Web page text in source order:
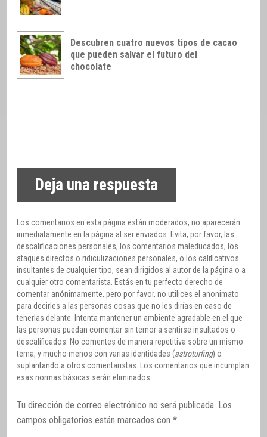
Descubren cuatro nuevos tipos de cacao
que pueden salvar el futuro del
chocolate
Deja una respuesta
Los comentarios en esta página están moderados, no aparecerán
inmediatamente en la página al ser enviados. Evita, por favor, las
descalificaciones personales, los comentarios maleducados, los
ataques directos o ridiculizaciones personales, o los calificativos
insultantes de cualquier tipo, sean dirigidos al autor de la página o a
cualquier otro comentarista. Estás en tu perfecto derecho de
comentar anónimamente, pero por favor, no utilices el anonimato
para decirles a las personas cosas que no les dirías en caso de
tenerlas delante. Intenta mantener un ambiente agradable en el que
las personas puedan comentar sin temor a sentirse insultados o
descalificados. No comentes de manera repetitiva sobre un mismo
tema, y mucho menos con varias identidades (astroturfing) o
suplantando a otros comentaristas. Los comentarios que incumplan
esas normas básicas serán eliminados.
Tu dirección de correo electrónico no será publicada. Los
campos obligatorios están marcados con *